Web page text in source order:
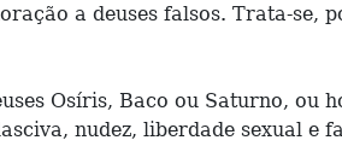
a deuses falsos. Trata-se,
Osíris, Baco ou Saturno, ou
nudez, liberdade sexual e